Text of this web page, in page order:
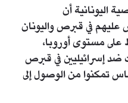
اليونانية أن
عليهم في قبرص واليونان
مستوى أوروبا،
إسرائيليين في قبرص
تمكنوا من الوصول إلى